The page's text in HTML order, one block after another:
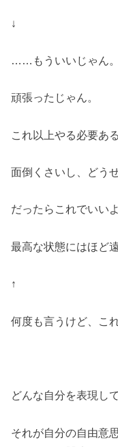
↓
……もういいじゃん。
頑張ったじゃん。
これ以上やる必要あ
面倒くさいし、どう
だったらこれでいいよ
最高な状態にはほど
↑
何度も言うけど、こ
どんな自分を表現して
それが自分の自由意